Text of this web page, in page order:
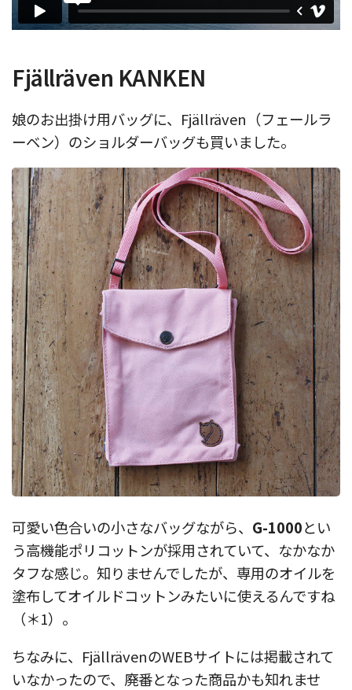
Fjällräven KANKEN
娘のお出掛け用バッグに、Fjällräven（フェールラ
ーベン）のショルダーバッグも買いました。
可愛い色合いの小さなバッグながら、 G-1000とい
う高機能ポリコットンが採用されていて、なかなか
タフな感じ。知りませんでしたが、専用のオイルを
塗布してオイルドコットンみたいに使えるんですね
（＊1）。
ちなみに、FjällrävenのWEBサイトには掲載されて
いなかったので、廃番となった商品かも知れませ